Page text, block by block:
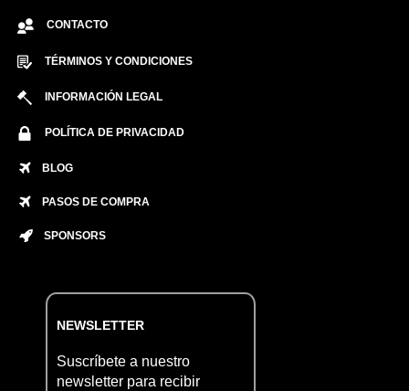
CONTACTO
TÉRMINOS Y CONDICIONES
INFORMACIÓN LEGAL
POLÍTICA DE PRIVACIDAD
BLOG
PASOS DE COMPRA
SPONSORS
NEWSLETTER
Suscríbete a nuestro
newsletter para recibir